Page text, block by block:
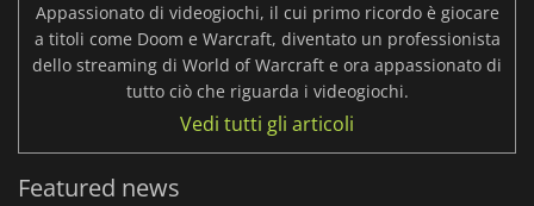
Appassionato di videogiochi, il cui primo ricordo è giocare
a titoli come Doom e Warcraft, diventato un professionista
dello streaming di World of Warcraft e ora appassionato di
tutto ciò che riguarda i videogiochi.
Vedi tutti gli articoli
Featured news